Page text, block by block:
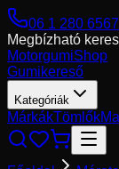
06 1 280 6567
Megbízható
MotorgumiShop
Gumikereső
Kategóriák
MárkákTömlők